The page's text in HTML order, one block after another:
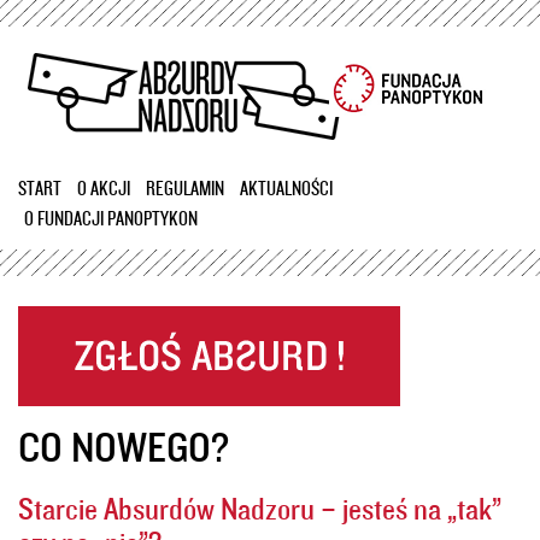
Przejdź
treści
START O AKCJI REGULAMIN
AKTUALNOŚCI
O FUNDACJI PANOPTYKON
CO NOWEGO?
Starcie Absurdów Nadzoru – jesteś na „tak”